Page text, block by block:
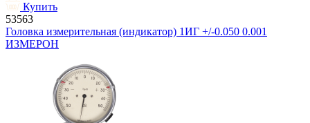
Купить
53563
Головка измерительная (индикатор) 1ИГ +/-0.050 0.001
ИЗМЕРОН